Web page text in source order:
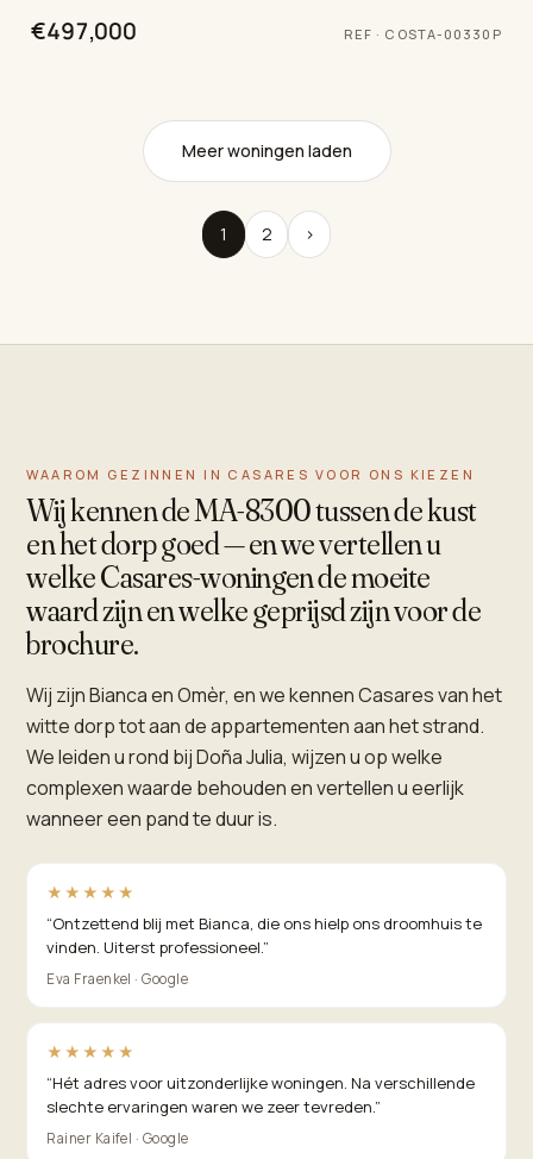
€497,000 REF · COSTA-00330P
Meer woningen laden
1 2 ›
WAAROM GEZINNEN IN CASARES VOOR ONS KIEZEN
Wij kennen de MA-8300 tussen de kust
en het dorp goed — en we vertellen u
welke Casares-woningen de moeite
waard zijn en welke geprijsd zijn voor de
brochure.
Wij zijn Bianca en Omèr, en we kennen Casares van het
witte dorp tot aan de appartementen aan het strand.
We leiden u rond bij Doña Julia, wijzen u op welke
complexen waarde behouden en vertellen u eerlijk
wanneer een pand te duur is.
★★★★★
“Ontzettend blij met Bianca, die ons hielp ons droomhuis te
vinden. Uiterst professioneel.”
Eva Fraenkel · Google
★★★★★
“Hét adres voor uitzonderlijke woningen. Na verschillende
slechte ervaringen waren we zeer tevreden.”
Rainer Kaifel · Google